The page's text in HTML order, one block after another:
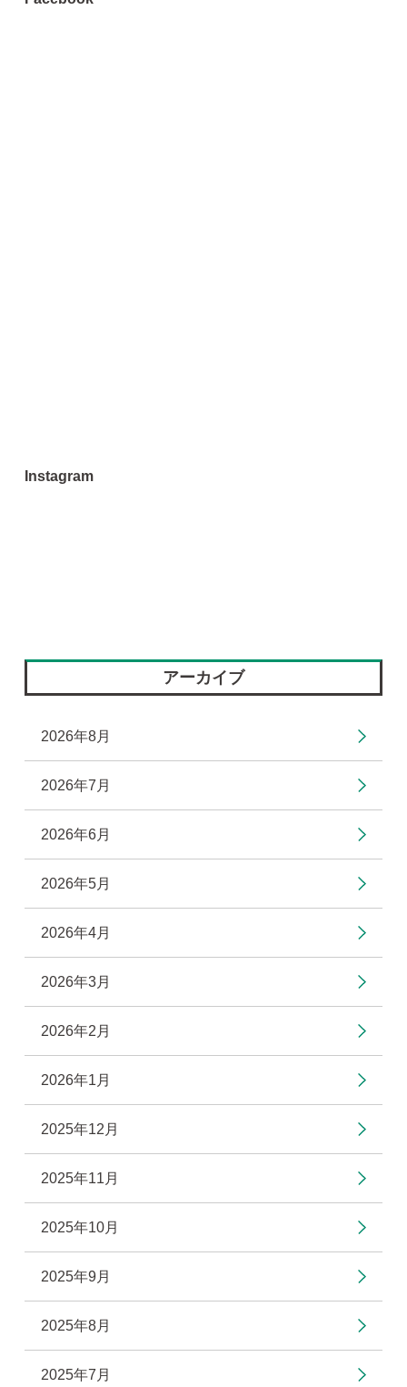
Instagram
アーカイブ
2026年8月
2026年7月
2026年6月
2026年5月
2026年4月
2026年3月
2026年2月
2026年1月
2025年12月
2025年11月
2025年10月
2025年9月
2025年8月
2025年7月